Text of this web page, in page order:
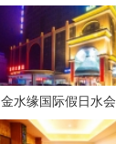
金水缘国际假日水会